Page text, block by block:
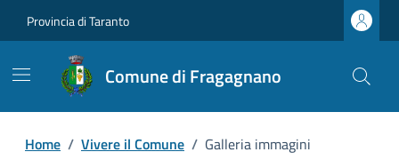
Provincia di Taranto
Comune di Fragagnano
Home / Vivere il Comune / Galleria immagini